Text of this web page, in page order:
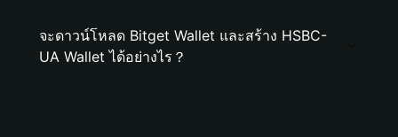
จะดาวน์โหลด Bitget Wallet และสร้าง HSBC-
UA Wallet ได้อย่างไร？